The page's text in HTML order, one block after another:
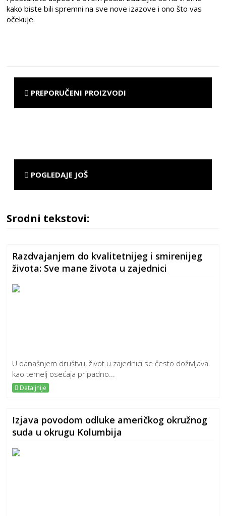
kako biste bili spremni na sve nove izazove i ono što vas
očekuje.
PREPORUČENI PROIZVODI
POGLEDAJE JOŠ
Srodni tekstovi:
Razdvajanjem do kvalitetnijeg i smirenijeg
života: Sve mane života u zajednici
U današnjem društvu, život u zajednici se često doživljava
kao temelj osećaja pripadno...
Detaljnije
Izjava povodom odluke američkog okružnog
suda u okrugu Kolumbija